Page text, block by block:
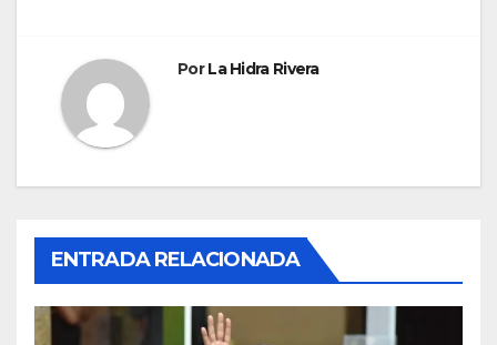
PorLa Hidra Rivera
ENTRADA RELACIONADA